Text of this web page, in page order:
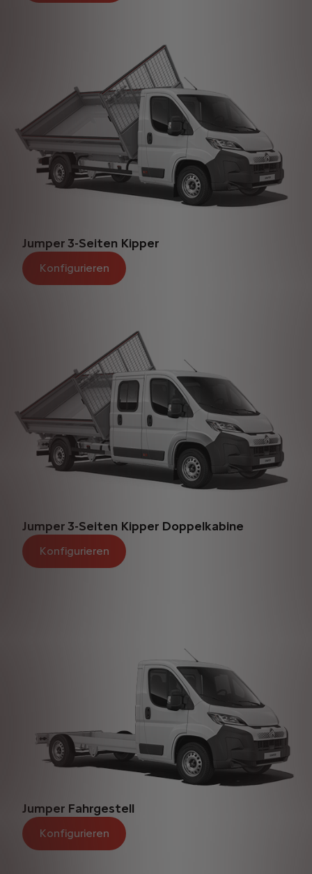
Jumper 3-Seiten Kipper
Konfigurieren
Jumper 3-Seiten Kipper Doppelkabine
Konfigurieren
Jumper Fahrgestell
Konfigurieren